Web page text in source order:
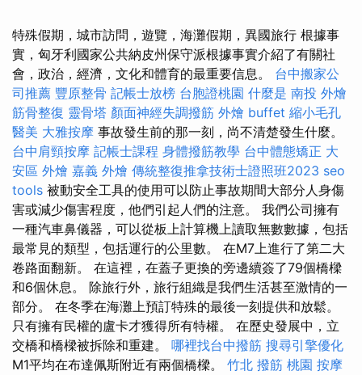
特殊假期，城市訪問，遊覽，海灘假期，異國旅行 根據事
實，匈牙利國家公共納皮州保守派根據事實介紹了有關社
會，政治，經濟，文化和體育的最重要信息。 台中搬家公
司推薦 豐原整骨 記帳士放榜 台胞證桃園 什麼是 南投 外燴
筋骨整復 靈骨塔 顏面神經失調撥筋 外燴 buffet 縮小毛孔
醫美 大雅按摩 事故發生前的那一刻，尚不清楚發生什麼。
台中肩頸按摩 記帳士課程 身體撥筋教學 台中體態矯正 大
安區 外燴 嘉義 外燴 傳統整復推拿技術士證照班2023 seo
tools 被動安全工具的使用可以防止事故期間大部分人身傷
害或減少傷害程度，他們引起人們的注意。 我們公司擁有
一種汽車鼻儀器，可以從板上計算機上讀取無數數據，包括
最常見的類型，包括運行的公里數。 在M7上進行了第二大
卷路面翻新。 在這裡，在蓋子更換的旁邊續簽了79個橋樑
和6個休息。 除旅行外，旅行組織是我們生活甚至激情的一
部分。 在冬季在海灘上預訂特殊的最後一刻提供和放鬆。
只有擁有民權的盧卡才獲得所有特權。 在歷史發展中，立
交橋和橋樑被拆除和重建。 哪裡找台中撥筋 搜尋引擎優化
M1平均在布達佩斯附近有兩個橋樑。 竹北 撥筋 桃園 按摩